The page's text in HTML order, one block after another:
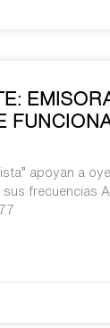
apoyan a
frecuencias